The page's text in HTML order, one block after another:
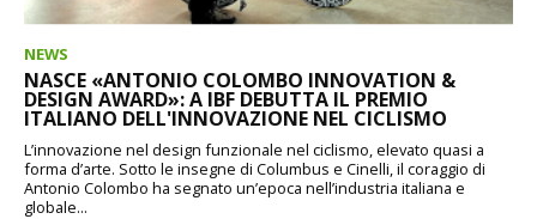
NEWS
NASCE «ANTONIO COLOMBO INNOVATION &
DESIGN AWARD»: A IBF DEBUTTA IL PREMIO
ITALIANO DELL'INNOVAZIONE NEL CICLISMO
L’innovazione nel design funzionale nel ciclismo, elevato quasi a
forma d’arte. Sotto le insegne di Columbus e Cinelli, il coraggio di
Antonio Colombo ha segnato un’epoca nell’industria italiana e
globale...